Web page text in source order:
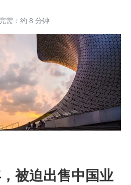
需：约 8 分钟
被迫出售中国业